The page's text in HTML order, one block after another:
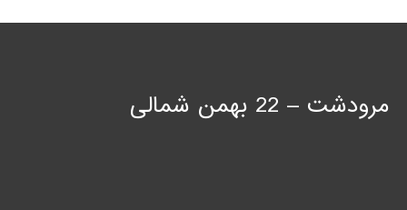
مرودشت – 22 بهمن شمالی